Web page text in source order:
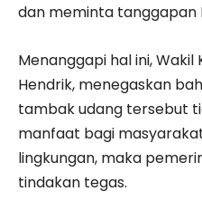
dan meminta tanggapan
Menanggapi hal ini, Wakil
Hendrik, menegaskan
tambak udang tersebut
manfaat bagi
lingkungan, maka
tindakan tegas.